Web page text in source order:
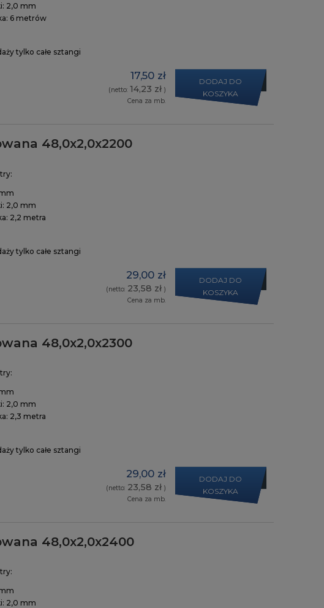
2,0 mm
6 metrów
tylko całe sztangi
17,50 zł
(netto: 14,23 zł )
Cena za mb.
DODAJ DO
KOSZYKA
48,0x2,0x2200
2,0 mm
2,2 metra
tylko całe sztangi
29,00 zł
(netto: 23,58 zł )
Cena za mb.
DODAJ DO
KOSZYKA
48,0x2,0x2300
2,0 mm
2,3 metra
tylko całe sztangi
29,00 zł
(netto: 23,58 zł )
Cena za mb.
DODAJ DO
KOSZYKA
48,0x2,0x2400
2,0 mm